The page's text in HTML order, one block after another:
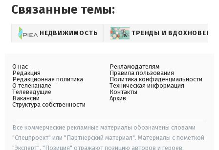
Связанные темы:
НЕДВИЖИМОСТЬ ТРЕНДЫ И ВДОХНОВЕНИЕ
О нас
Редакция
Редакционная политика
О телеканале
Телеведущие
Вакансии
Структура собственности
Рекламодателям
Правила пользования
Политика конфиденциальности
Техническая информация
Контакты
Архив
Все коммерческие рекламные материалы обозначены словами
"Спецпроект" или "Партнерский материал". Материалы с пометкой
"Эксперт", "Позиция" отражают позицию авторов и героев.